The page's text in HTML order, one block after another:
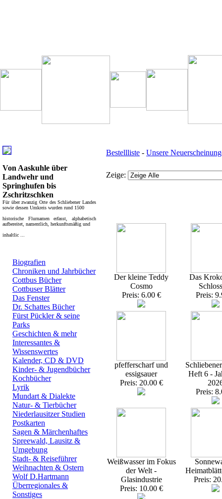
Von Aaskuhle über
Landwehr und
Springhufen bis
Zschritzschken
Für über zwanzig Orte des Schliebener Landes
sowie dessen Umkreis wurden rund 1500
historische Flurnamen erfasst, alphabetisch
aufbereitet, namentlich, herkunftsmäßig und
inhaltlic ...
Biografien
Chroniken und Jahrbücher
Cottbus Bücher
Cottbuser Blätter
Das Fenster
Dr. Schattes Bücher
Fürst Pückler & seine
Parks
Geschichten & mehr
Interessantes &
Wissenswertes
Kalender, CD & DVD
Kinder- & Jugendbücher
Kochbücher
Lyrik
Mundart & Dialekte
Natur- & Tierbücher
Niederlausitzer Studien
Postkarten
Sagen & Märchenhaftes
Spreewald, Lausitz &
Umgebung
Stadt- & Reiseführer
Weihnachten & Ostern
Wolf D.Hartmann
Überregionales &
Sonstiges
Bestellliste - Unsere
Zeige:
Der kleine Teddy
Cosmo
Preis: 6.00 €
Das
Preis:
pfefferscharf und
essigsauer
Preis: 20.00 €
Heft 6 -
Preis:
Weißwasser im Fokus
der Welt -
Glasindustrie
Preis: 10.00 €
Preis: